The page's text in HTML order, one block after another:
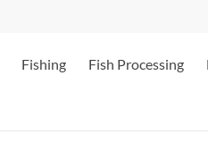
Fishing Fish Processing